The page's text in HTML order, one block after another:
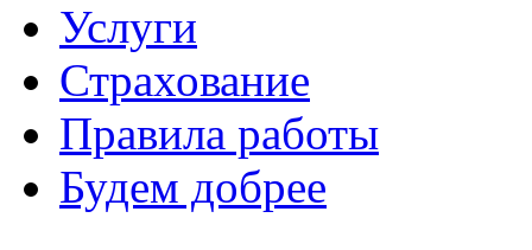
Услуги
Страхование
Правила работы
Будем добрее